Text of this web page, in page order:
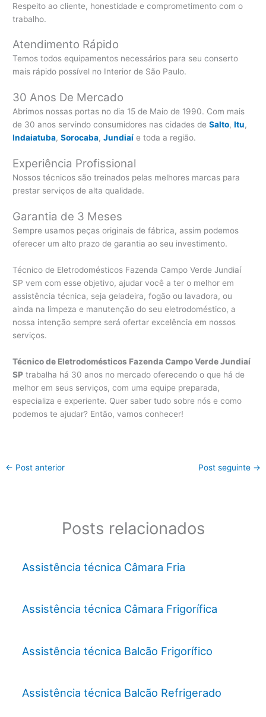
Respeito ao cliente, honestidade e comprometimento com o
trabalho.
Atendimento Rápido
Temos todos equipamentos necessários para seu conserto
mais rápido possível no Interior de São Paulo.
30 Anos De Mercado
Abrimos nossas portas no dia 15 de Maio de 1990. Com mais
de 30 anos servindo consumidores nas cidades deSalto,Itu,
Indaiatuba,Sorocaba,Jundiaí e toda a região.
Experiência Profissional
Nossos técnicos são treinados pelas melhores marcas para
prestar serviços de alta qualidade.
Garantia de 3 Meses
Sempre usamos peças originais de fábrica, assim podemos
oferecer um alto prazo de garantia ao seu investimento.
Técnico de Eletrodomésticos Fazenda Campo Verde Jundiaí
SP vem com esse objetivo, ajudar você a ter o melhor em
assistência técnica, seja geladeira, fogão ou lavadora, ou
ainda na limpeza e manutenção do seu eletrodoméstico, a
nossa intenção sempre será ofertar excelência em nossos
serviços.
Técnico de Eletrodomésticos Fazenda Campo Verde Jundiaí
SP trabalha há 30 anos no mercado oferecendo o que há de
melhor em seus serviços, com uma equipe preparada,
especializa e experiente. Quer saber tudo sobre nós e como
podemos te ajudar? Então, vamos conhecer!
← Post anterior Post seguinte →
Posts relacionados
Assistência técnica Câmara Fria
Assistência técnica Câmara Frigorífica
Assistência técnica Balcão Frigorífico
Assistência técnica Balcão Refrigerado